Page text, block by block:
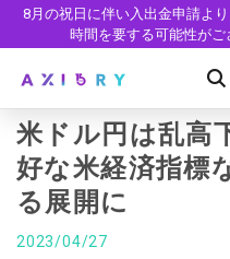
8月の祝日に伴い入出金申請よ
時間を要する可能性が
はじめに
はじめに
取引
米ドル円は乱高
好な米経済指標
る展開に
2023/04/27